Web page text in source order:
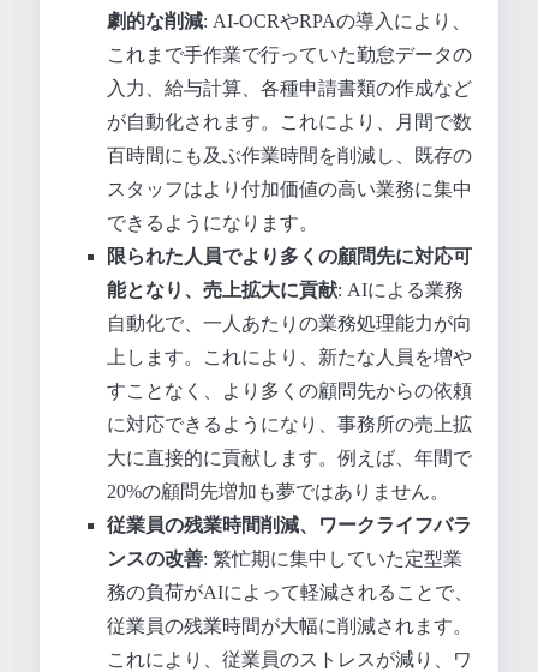
劇的な削減: AI-OCRやRPAの導入により、
これまで手作業で行っていた勤怠データの
入力、給与計算、各種申請書類の作成など
が自動化されます。これにより、月間で数
百時間にも及ぶ作業時間を削減し、既存の
スタッフはより付加価値の高い業務に集中
できるようになります。
限られた人員でより多くの顧問先に対応可
能となり、売上拡大に貢献: AIによる業務
自動化で、一人あたりの業務処理能力が向
上します。これにより、新たな人員を増や
すことなく、より多くの顧問先からの依頼
に対応できるようになり、事務所の売上拡
大に直接的に貢献します。例えば、年間で
20%の顧問先増加も夢ではありません。
従業員の残業時間削減、ワークライフバラ
ンスの改善: 繁忙期に集中していた定型業
務の負荷がAIによって軽減されることで、
従業員の残業時間が大幅に削減されます。
これにより、従業員のストレスが減り、ワ